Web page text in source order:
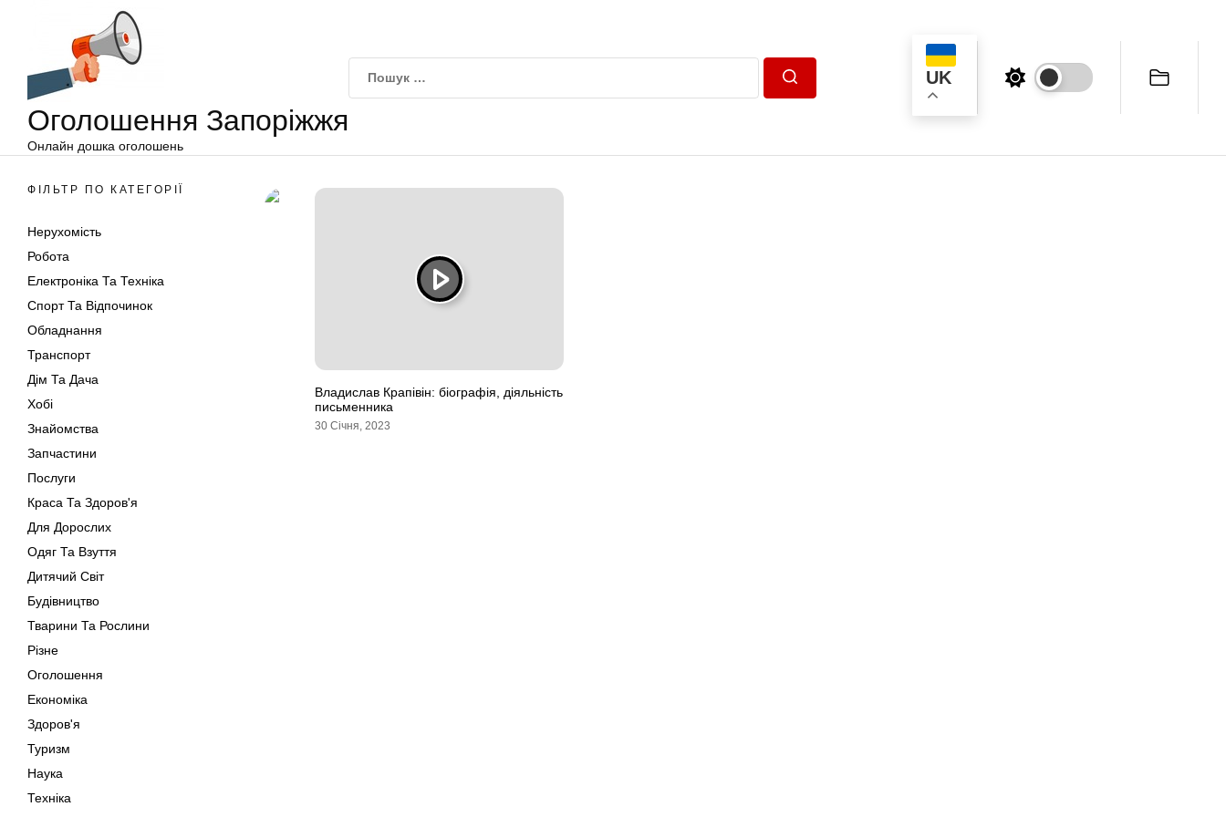
Оголошення Запоріжжя
Онлайн дошка оголошень
UK
ФІЛЬТР ПО КАТЕГОРІЇ
Нерухомість
Робота
Електроніка Та Техніка
Спорт Та Відпочинок
Обладнання
Транспорт
Дім Та Дача
Хобі
Знайомства
Запчастини
Послуги
Краса Та Здоров'я
Для Дорослих
Одяг Та Взуття
Дитячий Світ
Будівництво
Тварини Та Рослини
Різне
Оголошення
Економіка
Здоров'я
Туризм
Наука
Техніка
Владислав Крапівін: біографія, діяльність
письменника
30 Січня, 2023